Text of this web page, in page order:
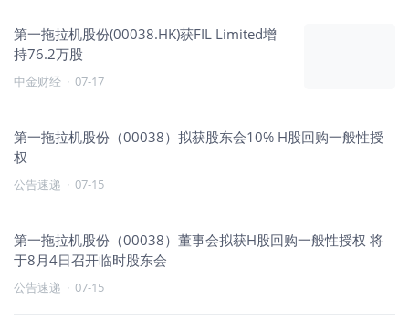
第一拖拉机股份(00038.HK)获FIL Limited增
持76.2万股
中金财经 · 07-17
第一拖拉机股份（00038）拟获股东会10% H股回购一般性授
权
公告速递 · 07-15
第一拖拉机股份（00038）董事会拟获H股回购一般性授权 将
于8月4日召开临时股东会
公告速递 · 07-15